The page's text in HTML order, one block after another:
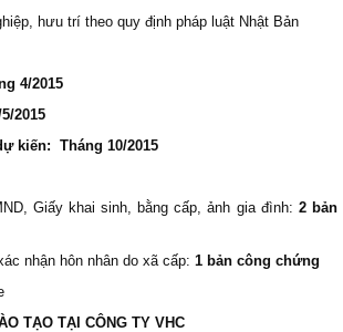
hưu trí theo quy định pháp luật Nhật Bản
4/2015
2015
kiến: Tháng 10/2015
Giấy khai sinh, bằng cấp, ảnh gia đình: 2 bản
nhận hôn nhân do xã cấp: 1 bản công chứng
TẠO TẠI CÔNG TY VHC